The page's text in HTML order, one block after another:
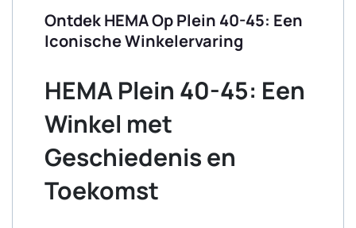
Ontdek HEMA Op Plein 40-45: Een
Iconische Winkelervaring
HEMA Plein 40-45: Een
Winkel met
Geschiedenis en
Toekomst